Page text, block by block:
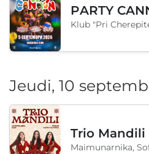
Jeudi, 10
Maimunarnika,